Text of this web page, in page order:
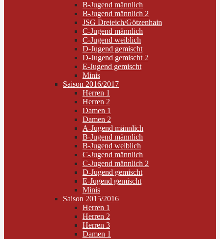
B-Jugend männlich
B-Jugend männlich 2
JSG Dreieich/Götzenhain
C-Jugend männlich
C-Jugend weiblich
D-Jugend gemischt
D-Jugend gemischt 2
E-Jugend gemischt
Minis
Saison 2016/2017
Herren 1
Herren 2
Damen 1
Damen 2
A-Jugend männlich
B-Jugend männlich
B-Jugend weiblich
C-Jugend männlich
C-Jugend männlich 2
D-Jugend gemischt
E-Jugend gemischt
Minis
Saison 2015/2016
Herren 1
Herren 2
Herren 3
Damen 1